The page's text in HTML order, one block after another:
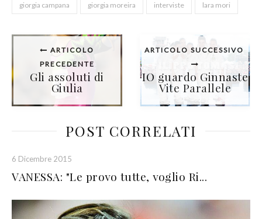
giorgia campana giorgia moreira interviste lara mori
ARTICOLO
PRECEDENTE
Gli assoluti di
Giulia
ARTICOLO SUCCESSIVO
IO guardo Ginnaste
Vite Parallele
POST CORRELATI
6 Dicembre 2015
VANESSA: "Le provo tutte, voglio Ri...